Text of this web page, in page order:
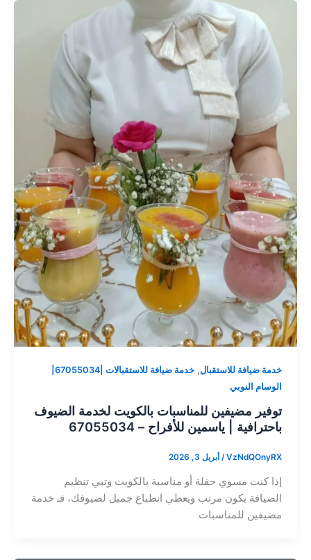
خدمة ضيافة للاستقبال,
خدمة ضيافة للاستقبالات |67055034|
الوسام النوبي
توفير مضيفين للمناسبات بالكويت لخدمة الضيوف
باحترافية | ياسمين للأفراح – 67055034
VzNdQOnyRX
/ أبريل 3, 2026
إذا كنت مسوي حفلة أو مناسبة بالكويت وتبي تنظيم
الضيافة يكون مرتب ويعطي انطباع جميل لضيوفك، فـ خدمة
مضيفين للمناسبات